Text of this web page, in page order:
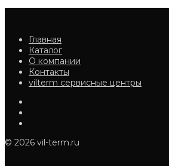
Главная
Каталог
О компании
Контакты
vilterm сервисные центры
© 2026 vil-term.ru